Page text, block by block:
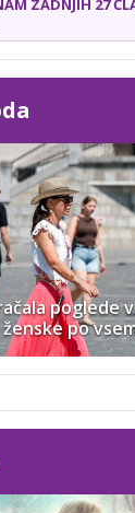
ZADNJIH 27
poglede
ženske po